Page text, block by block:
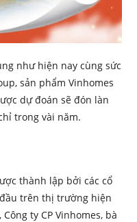
như hiện nay cùng sức
sản phẩm Vinhomes
dự đoán sẽ đón làn
trong vài năm.
thành lập bởi các cổ
trên thị trường hiện
ty CP Vinhomes, bà